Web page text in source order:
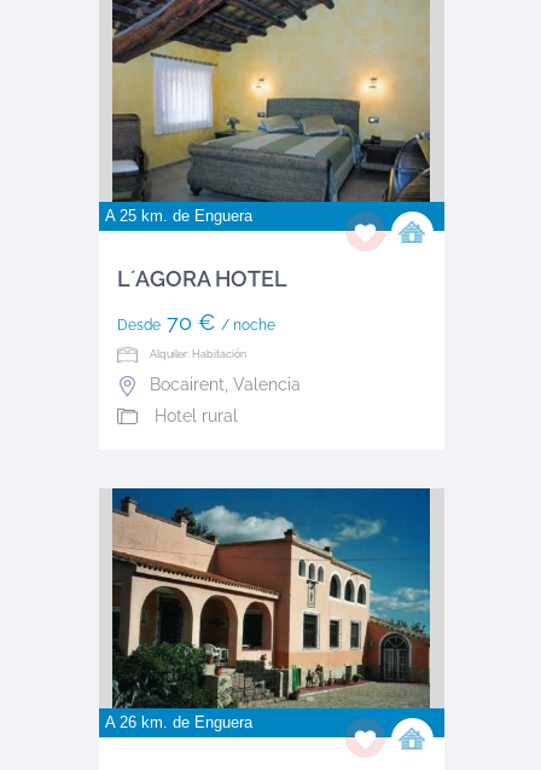
A 25 km. de Enguera
L´AGORA HOTEL
Desde70 € / noche
Alquiler: Habitación
Bocairent, Valencia
Hotel rural
A 26 km. de Enguera